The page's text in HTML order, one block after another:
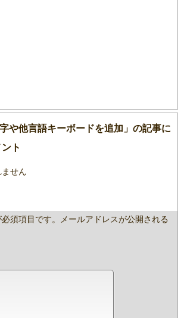
や他言語キーボードを追加」の記事に
ト
せん
須項目です。メールアドレスが公開される